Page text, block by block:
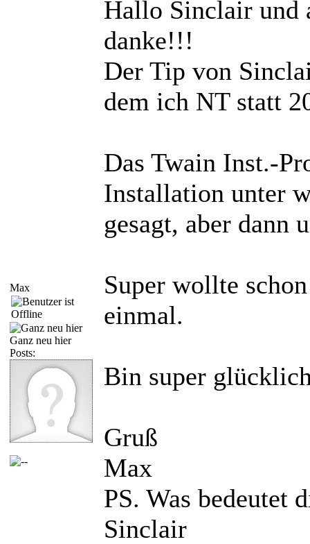
Max
Ganz neu hier
Posts:
Hallo Sinclair und
danke!!!
Der Tip von
dem ich NT statt
Das Twain Inst.-
Installation unter
gesagt, aber dann
Super wollte
einmal.
Bin super
Gruß
Max
PS. Was bedeutet
Sinclair